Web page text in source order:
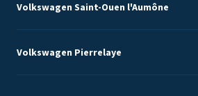
Volkswagen Saint-Ouen l'Aumône
Volkswagen Pierrelaye